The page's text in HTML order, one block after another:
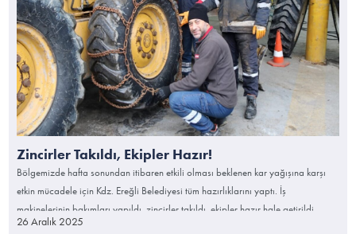
Zincirler Takıldı, Ekipler Hazır!
Bölgemizde hafta sonundan itibaren etkili olması beklenen kar yağışına karşı
etkin mücadele için Kdz. Ereğli Belediyesi tüm hazırlıklarını yaptı. İş
makinelerinin bakımları yapıldı, zincirler takıldı, ekipler hazır hale getirildi.
Araç, gereç ve tuz stokları tamam. Kar tanelerinin yüzeyle buluştuğu ilk andan
26 Aralık 2025